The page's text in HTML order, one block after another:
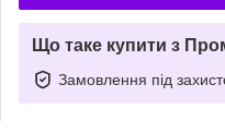
Що таке купити з
Замовлення під